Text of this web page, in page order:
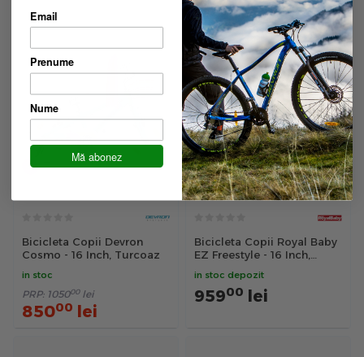
85000 lei
Bicicleta Copii Devron
Cosmo - 16 Inch, Turcoaz
in stoc
PRP: 105000 lei
85000 lei
Bicicleta Copii Royal Baby
EZ Freestyle - 16 Inch,
in stoc depozit
95900 lei
Email
Prenume
Nume
Mă abonez